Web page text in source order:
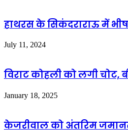
हाथरस के सिकंदराराऊ में
July 11, 2024
विराट कोहली को लगी चोट,
January 18, 2025
केजरीवाल को अंतरिम